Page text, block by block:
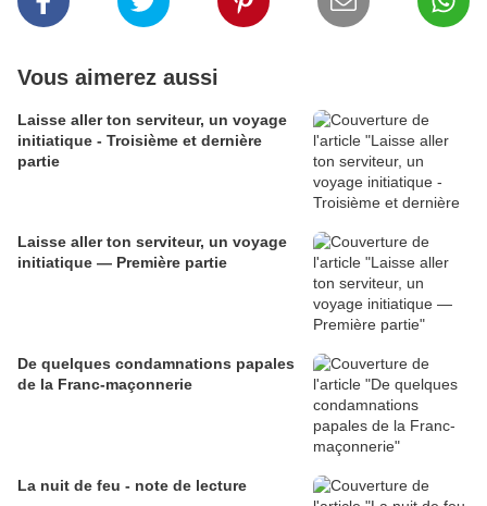
Vous aimerez aussi
Laisse aller ton serviteur, un voyage
initiatique - Troisième et dernière
partie
Laisse aller ton serviteur, un voyage
initiatique — Première partie
De quelques condamnations papales
de la Franc-maçonnerie
La nuit de feu - note de lecture